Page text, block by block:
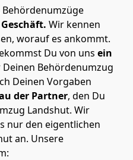
Behördenumzüge
Wir kennen
worauf es ankommt.
Du von uns ein
Behördenumzug
Deinen Vorgaben
der Partner, den Du
Landshut. Wir
nur den eigentlichen
an. Unsere